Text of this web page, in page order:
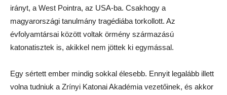
irányt, a West Pointra, az USA-ba. Csakhogy a
magyarországi tanulmány tragédiába torkollott. Az
évfolyamtársai között voltak örmény származású
katonatisztek is, akikkel nem jöttek ki egymással.
Egy sértett ember mindig sokkal élesebb. Ennyit legalább illett
volna tudniuk a Zrínyi Katonai Akadémia vezetőinek, és akkor